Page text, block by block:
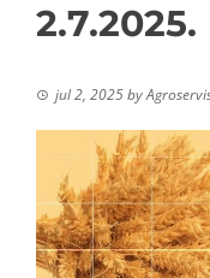
2.7.2025.
jul 2, 2025by